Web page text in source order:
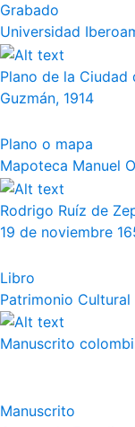
Grabado
Universidad
Plano de la Ciudad
Guzmán, 1914
Plano o mapa
Mapoteca Manuel
Rodrigo Ruíz de
19 de noviembre
Libro
Patrimonio
Manuscrito
Manuscrito